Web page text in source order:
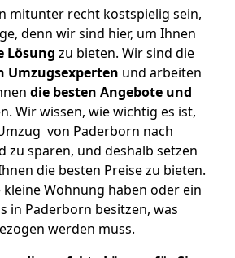
mitunter recht kostspielig sein,
denn wir sind hier, um Ihnen
Lösung zu bieten. Wir sind die
Umzugsexperten und arbeiten
die besten Angebote und
Wir wissen, wie wichtig es ist,
von Paderborn nach
zu sparen, und deshalb setzen
die besten Preise zu bieten.
kleine Wohnung haben oder ein
in Paderborn besitzen, was
werden muss.